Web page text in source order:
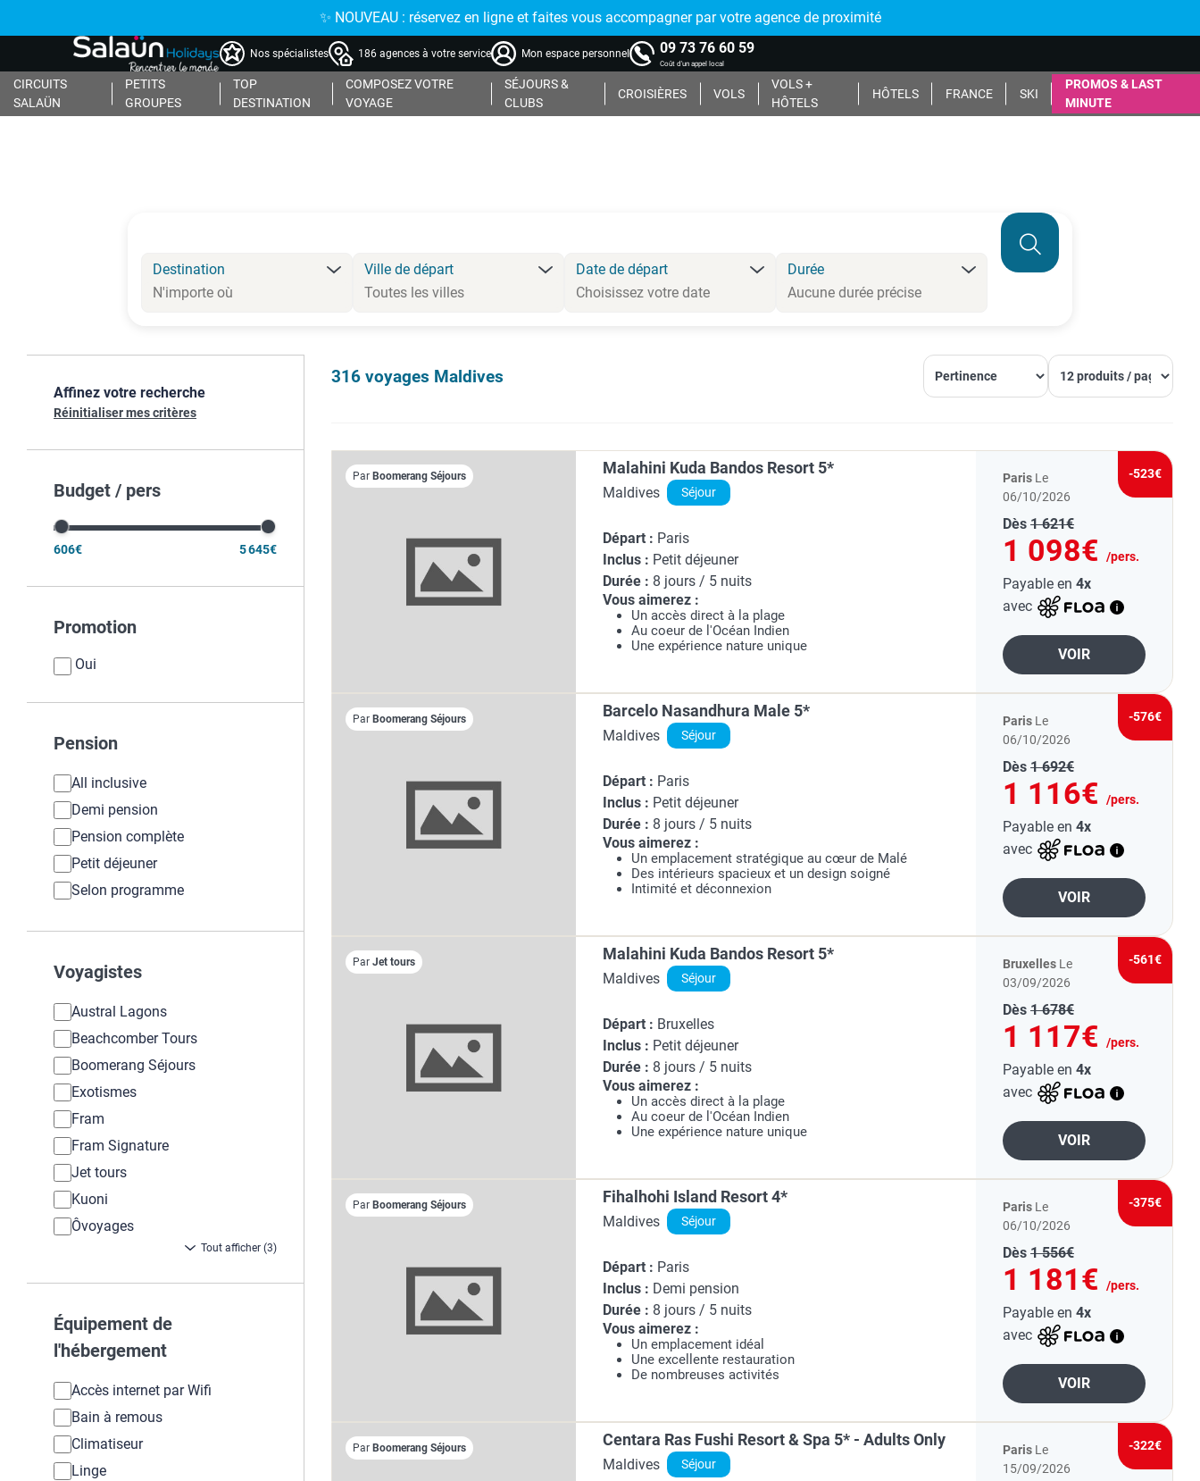
✨ NOUVEAU : réservez en ligne et faites vous accompagner par votre agence de proximité
Nos spécialistes 186 agences à votre service Mon espace personnel 09 73 76 60 59
Coût d'un appel local
CIRCUITS
SALAÜN
PETITS
GROUPES
TOP
DESTINATION
COMPOSEZ VOTRE
VOYAGE
SÉJOURS &
CLUBS
CROISIÈRES VOLS
VOLS +
HÔTELS
HÔTELS FRANCE SKI
PROMOS & LAST
MINUTE
Destination Ville de départ Date de départ Durée
Affinez votre recherche
Réinitialiser mes critères
Budget / pers
606€ 5 645€
Promotion
Oui
Pension
All inclusive
Demi pension
Pension complète
Petit déjeuner
Selon programme
Voyagistes
Austral Lagons
Beachcomber Tours
Boomerang Séjours
Exotismes
Fram
Fram Signature
Jet tours
Kuoni
Ôvoyages
Tout afficher (3)
Équipement de
l'hébergement
Accès internet par Wifi
Bain à remous
Climatiseur
Linge
316 voyages Maldives
Par Boomerang Séjours Malahini Kuda Bandos Resort 5*
Maldives Séjour
Départ : Paris
Inclus : Petit déjeuner
Durée : 8 jours / 5 nuits
Vous aimerez :
Un accès direct à la plage
Au coeur de l'Océan Indien
Une expérience nature unique
Paris Le
06/10/2026
Dès 1 621€
1 098€ /pers.
-523€
Payable en 4x
avec
VOIR
Par Boomerang Séjours Barcelo Nasandhura Male 5*
Maldives Séjour
Départ : Paris
Inclus : Petit déjeuner
Durée : 8 jours / 5 nuits
Vous aimerez :
Un emplacement stratégique au cœur de Malé
Des intérieurs spacieux et un design soigné
Intimité et déconnexion
Paris Le
06/10/2026
Dès 1 692€
1 116€ /pers.
-576€
Payable en 4x
avec
VOIR
Par Jet tours Malahini Kuda Bandos Resort 5*
Maldives Séjour
Départ : Bruxelles
Inclus : Petit déjeuner
Durée : 8 jours / 5 nuits
Vous aimerez :
Un accès direct à la plage
Au coeur de l'Océan Indien
Une expérience nature unique
Bruxelles Le
03/09/2026
Dès 1 678€
1 117€ /pers.
-561€
Payable en 4x
avec
VOIR
Par Boomerang Séjours Fihalhohi Island Resort 4*
Maldives Séjour
Départ : Paris
Inclus : Demi pension
Durée : 8 jours / 5 nuits
Vous aimerez :
Un emplacement idéal
Une excellente restauration
De nombreuses activités
Paris Le
06/10/2026
Dès 1 556€
1 181€ /pers.
-375€
Payable en 4x
avec
VOIR
Par Boomerang Séjours Centara Ras Fushi Resort & Spa 5* - Adults Only
Maldives Séjour
Paris Le
15/09/2026
-322€